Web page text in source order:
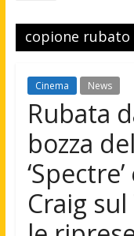
Tv,
Cinema,
gay
news
moda
maschile
copione rubato
Cinema News
Rubata
bozza
Craig